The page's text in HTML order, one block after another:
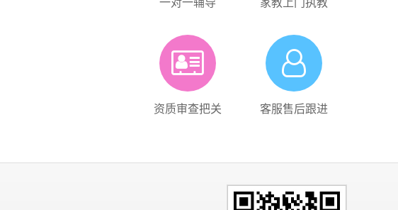
一对一辅导 家教上门执教
资质审查把关 客服售后跟进